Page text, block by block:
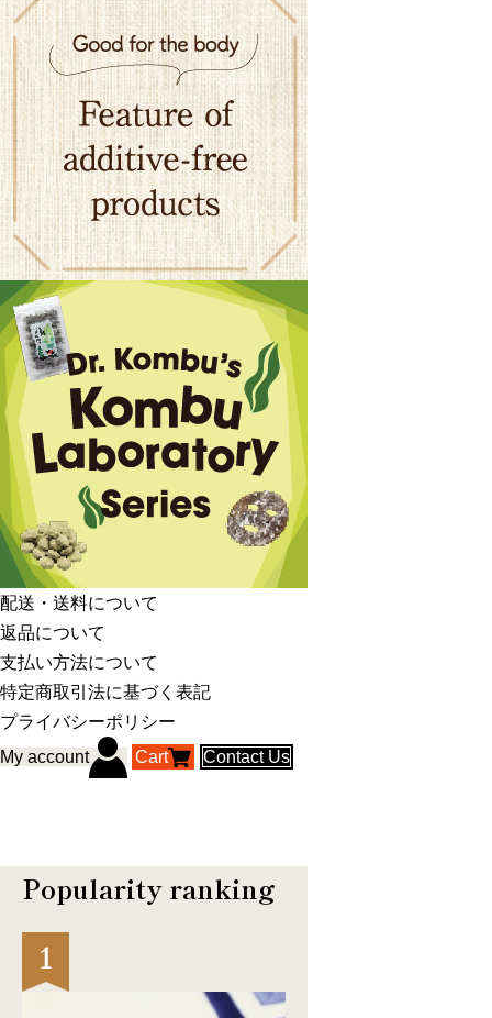
配送・送料について
返品について
支払い方法について
特定商取引法に基づく表記
プライバシーポリシー
My account
Cart Contact Us
Popularity ranking